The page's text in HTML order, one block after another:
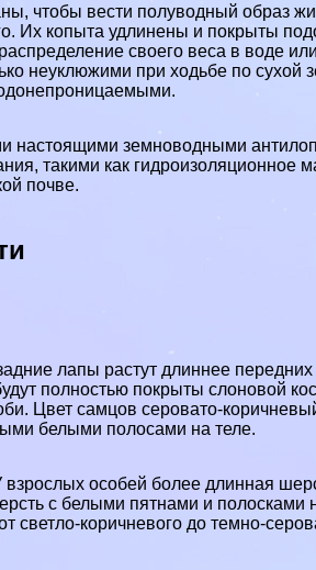
чтобы вести полуводный образ
Их копыта удлинены и покрыты
своего веса в воде
неуклюжими при ходьбе по сухой
настоящими земноводными
такими как гидроизоляционное
почве.
лапы растут длиннее
полностью покрыты слоновой
Цвет самцов серовато-
белыми полосами на теле.
особей более длинная
с белыми пятнами и полосками
светло-коричневого до темно-